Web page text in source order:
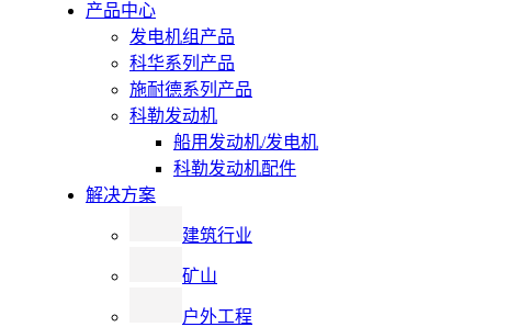
产品中心
发电机组产品
科华系列产品
施耐德系列产品
科勒发动机
船用发动机/发电机
科勒发动机配件
解决方案
建筑行业
矿山
户外工程